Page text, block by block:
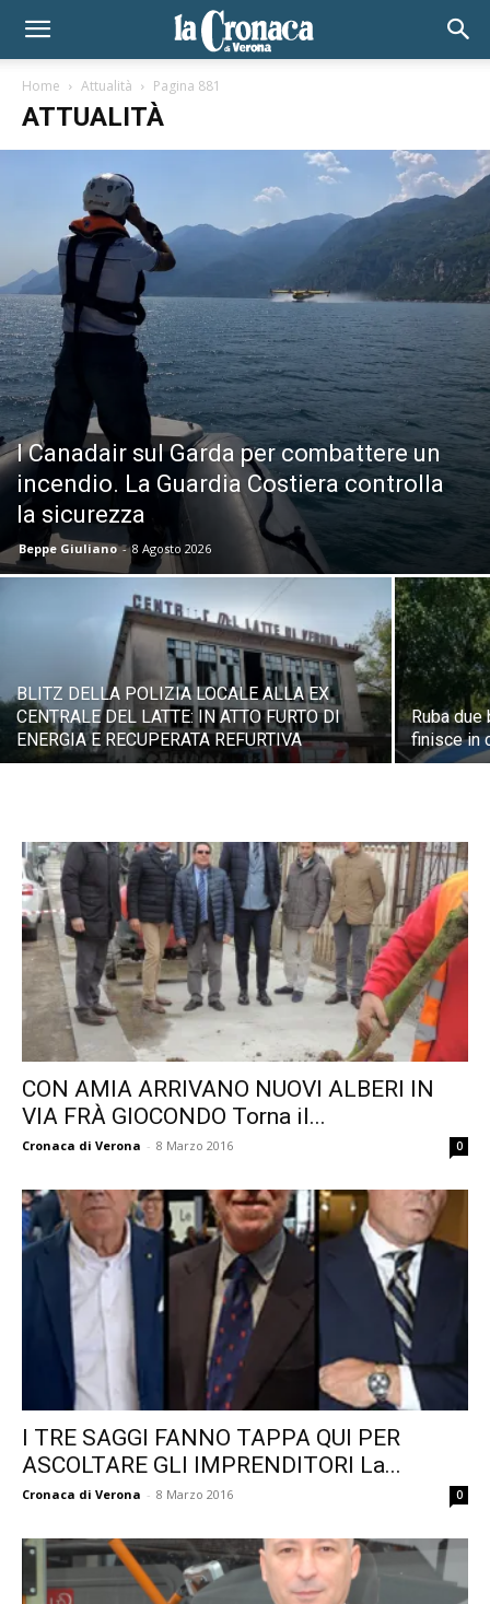
Home Attualità Pagina 881
ATTUALITÀ
I Canadair sul Garda per combattere un
incendio. La Guardia Costiera controlla
la sicurezza
Beppe Giuliano - 8 Agosto 2026
BLITZ DELLA POLIZIA LOCALE ALLA EX
CENTRALE DEL LATTE: IN ATTO FURTO DI
ENERGIA E RECUPERATA REFURTIVA
Ruba due
finisce in
CON AMIA ARRIVANO NUOVI ALBERI IN
VIA FRÀ GIOCONDO Torna il...
Cronaca di Verona - 8 Marzo 2016 0
I TRE SAGGI FANNO TAPPA QUI PER
ASCOLTARE GLI IMPRENDITORI La...
Cronaca di Verona - 8 Marzo 2016 0